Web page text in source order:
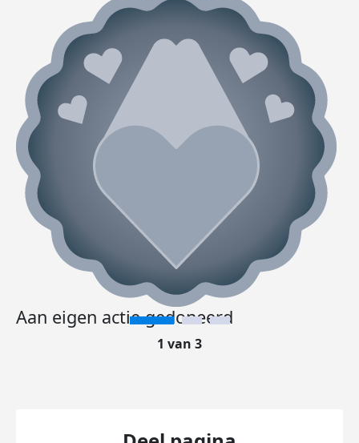
Aan eigen actie gedoneerd
1 van 3